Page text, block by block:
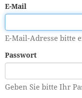
E-Mail
E-Mail-Adresse bitte
Passwort
Geben Sie bitte Ihr